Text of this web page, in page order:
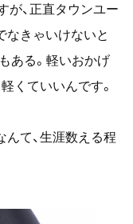
が、正直タウンユー
なきゃいけないと
ある。軽いおかげ
くていいんです。
て、生涯数える程